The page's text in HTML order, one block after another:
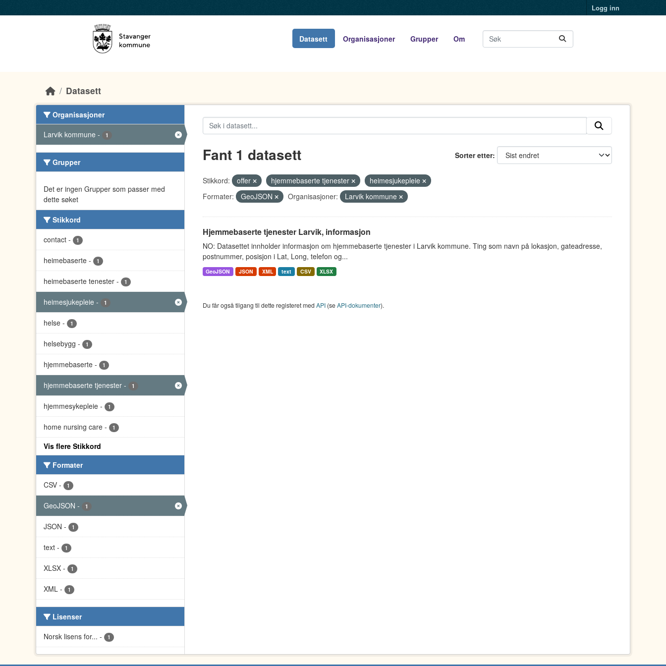
Logg inn
Datasett Organisasjoner Grupper Om
Datasett
Organisasjoner
Larvik kommune - 1
Grupper
Det er ingen Grupper som passer med
dette søket
Stikkord
contact - 1
heimebaserte - 1
heimebaserte tenester - 1
heimesjukepleie - 1
helse - 1
helsebygg - 1
hjemmebaserte - 1
hjemmebaserte tjenester - 1
hjemmesykepleie - 1
home nursing care - 1
Vis flere Stikkord
Formater
CSV - 1
GeoJSON - 1
JSON - 1
text - 1
XLSX - 1
XML - 1
Lisenser
Norsk lisens for... - 1
Sorter etter
Fant 1 datasett
Stikkord: offer hjemmebaserte tjenester
heimesjukepleie
Formater:
GeoJSON Organisasjoner: Larvik kommune
Hjemmebaserte tjenester Larvik, informasjon
NO: Datasettet innholder informasjon om hjemmebaserte tjenester i Larvik kommune. Ting som navn på lokasjon, gateadresse,
postnummer, posisjon i Lat, Long, telefon og...
GeoJSON JSON XML text CSV XLSX
Du får også tilgang til dette registeret med API(seAPI-dokumenter).